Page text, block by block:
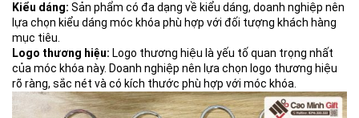
Kiểu dáng: Sản phẩm có đa dạng về kiểu dáng, doanh nghiệp nên
lựa chọn kiểu dáng móc khóa phù hợp với đối tượng khách hàng
mục tiêu.
Logo thương hiệu: Logo thương hiệu là yếu tố quan trọng nhất
của móc khóa này. Doanh nghiệp nên lựa chọn logo thương hiệu
rõ ràng, sắc nét và có kích thước phù hợp với móc khóa.